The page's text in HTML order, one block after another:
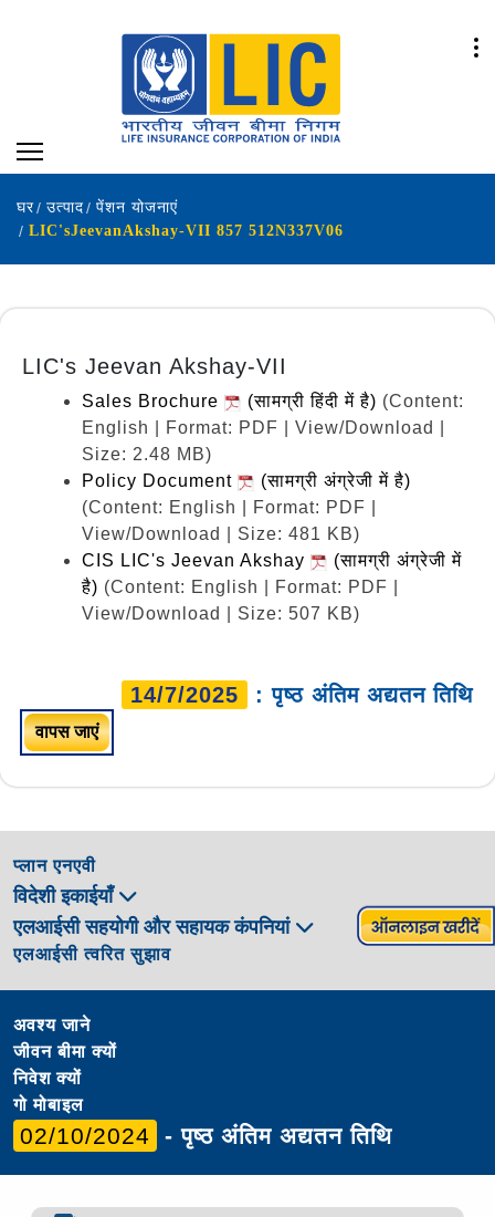
घर उत्पाद
पेंशन योजनाएं
LIC'sJeevanAkshay-VII 857 512N337V06
LIC's Jeevan Akshay-VII
Sales Brochure (सामग्री हिंदी में है) (Content:
English | Format: PDF | View/Download |
Size: 2.48 MB)
Policy Document
(सामग्री अंग्रेजी में है)
(Content: English | Format: PDF |
View/Download | Size: 481 KB)
CIS LIC's Jeevan Akshay
(सामग्री अंग्रेजी में
है) (Content: English | Format: PDF |
View/Download | Size: 507 KB)
14/7/2025 : पृष्ठ अंतिम अद्यतन तिथि
वापस जाएं
प्लान एनएवी
विदेशी इकाईयाँ
एलआईसी सहयोगी और सहायक कंपनियां
एलआईसी त्वरित सुझाव
अवश्य जाने
जीवन बीमा क्यों
निवेश क्यों
गो मोबाइल
02/10/2024 - पृष्ठ अंतिम अद्यतन तिथि